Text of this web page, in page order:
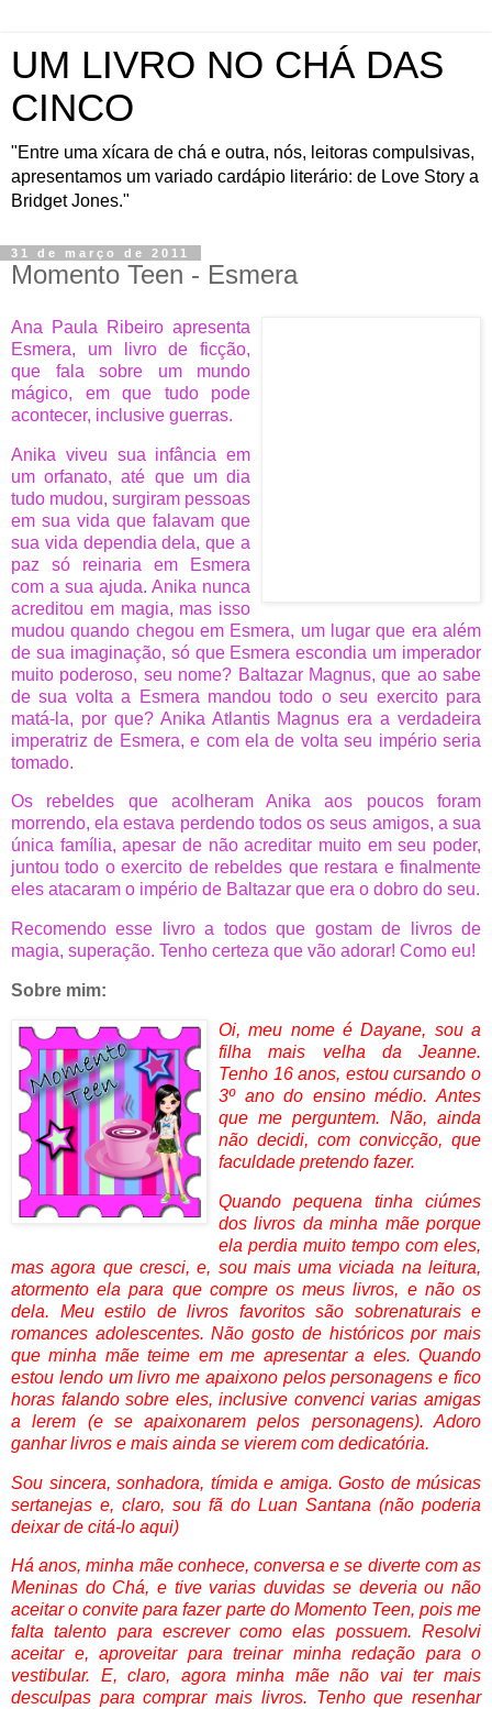
UM LIVRO NO CHÁ DAS
CINCO
"Entre uma xícara de chá e outra, nós, leitoras compulsivas,
apresentamos um variado cardápio literário: de Love Story a
Bridget Jones."
31 de março de 2011
Momento Teen - Esmera
Ana Paula Ribeiro apresenta
Esmera, um livro de ficção,
que fala sobre um mundo
mágico, em que tudo pode
acontecer, inclusive guerras.
Anika viveu sua infância em
um orfanato, até que um dia
tudo mudou, surgiram pessoas
em sua vida que falavam que
sua vida dependia dela, que a
paz só reinaria em Esmera
com a sua ajuda. Anika nunca
acreditou em magia, mas isso
mudou quando chegou em Esmera, um lugar que era além
de sua imaginação, só que Esmera escondia um imperador
muito poderoso, seu nome? Baltazar Magnus, que ao sabe
de sua volta a Esmera mandou todo o seu exercito para
matá-la, por que? Anika Atlantis Magnus era a verdadeira
imperatriz de Esmera, e com ela de volta seu império seria
tomado.
Os rebeldes que acolheram Anika aos poucos foram
morrendo, ela estava perdendo todos os seus amigos, a sua
única família, apesar de não acreditar muito em seu poder,
juntou todo o exercito de rebeldes que restara e finalmente
eles atacaram o império de Baltazar que era o dobro do seu.
Recomendo esse livro a todos que gostam de livros de
magia, superação. Tenho certeza que vão adorar! Como eu!
Sobre mim:
Oi, meu nome é Dayane, sou a
filha mais velha da Jeanne.
Tenho 16 anos, estou cursando o
3º ano do ensino médio. Antes
que me perguntem. Não, ainda
não decidi, com convicção, que
faculdade pretendo fazer.
Quando pequena tinha ciúmes
dos livros da minha mãe porque
ela perdia muito tempo com eles,
mas agora que cresci, e, sou mais uma viciada na leitura,
atormento ela para que compre os meus livros, e não os
dela. Meu estilo de livros favoritos são sobrenaturais e
romances adolescentes. Não gosto de históricos por mais
que minha mãe teime em me apresentar a eles. Quando
estou lendo um livro me apaixono pelos personagens e fico
horas falando sobre eles, inclusive convenci varias amigas
a lerem (e se apaixonarem pelos personagens). Adoro
ganhar livros e mais ainda se vierem com dedicatória.
Sou sincera, sonhadora, tímida e amiga. Gosto de músicas
sertanejas e, claro, sou fã do Luan Santana (não poderia
deixar de citá-lo aqui)
Há anos, minha mãe conhece, conversa e se diverte com as
Meninas do Chá, e tive varias duvidas se deveria ou não
aceitar o convite para fazer parte do Momento Teen, pois me
falta talento para escrever como elas possuem. Resolvi
aceitar e, aproveitar para treinar minha redação para o
vestibular. E, claro, agora minha mãe não vai ter mais
desculpas para comprar mais livros. Tenho que resenhar